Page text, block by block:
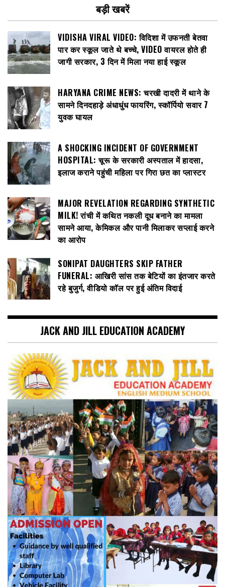
बड़ी खबरें
VIDISHA VIRAL VIDEO: विदिशा में उफनती बेतवा
पार कर स्कूल जाते थे बच्चे, VIDEO वायरल होते ही
जागी सरकार, 3 दिन में मिला नया हाई स्कूल
HARYANA CRIME NEWS: चरखी दादरी में थाने के
सामने दिनदहाड़े अंधाधुंध फायरिंग, स्कॉर्पियो सवार 7
युवक घायल
A SHOCKING INCIDENT OF GOVERNMENT
HOSPITAL: चूरू के सरकारी अस्पताल में हादसा,
इलाज कराने पहुंची महिला पर गिरा छत का प्लास्टर
MAJOR REVELATION REGARDING SYNTHETIC
MILK! रांची में कथित नकली दूध बनाने का मामला
सामने आया, केमिकल और पानी मिलाकर सप्लाई करने
का आरोप
SONIPAT DAUGHTERS SKIP FATHER
FUNERAL: आखिरी सांस तक बेटियों का इंतजार करते
रहे बुजुर्ग, वीडियो कॉल पर हुई अंतिम विदाई
JACK AND JILL EDUCATION ACADEMY